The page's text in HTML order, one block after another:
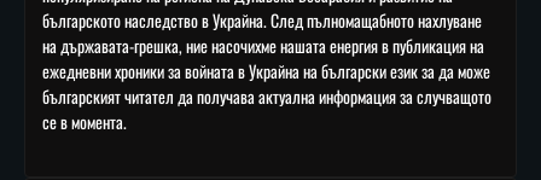
българското наследство в Украйна. След пълномащабното нахлуване
на държавата-грешка, ние насочихме нашата енергия в публикация на
ежедневни хроники за войната в Украйна на български език за да може
българският читател да получава актуална информация за случващото
се в момента.